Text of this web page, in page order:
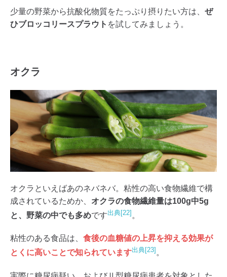
少量の野菜から抗酸化物質をたっぷり摂りたい方は、 ぜ
ひブロッコリースプラウト を試してみましょう。
オクラ
オクラといえばあのネバネバ。粘性の高い食物繊維で構
成されているためか、 オクラの食物繊維量は100g中5g
と、野菜の中でも多めです出典[22] 。
粘性のある食品は、 食後の血糖値の上昇を抑える効果が
とくに高いことで知られています出典[23] 。